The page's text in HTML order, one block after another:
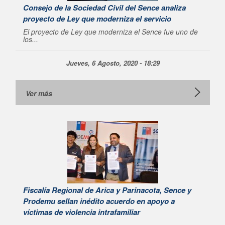
Consejo de la Sociedad Civil del Sence analiza
proyecto de Ley que moderniza el servicio
El proyecto de Ley que moderniza el Sence fue uno de
los...
Jueves, 6 Agosto, 2020 - 18:29
Ver más
Fiscalía Regional de Arica y Parinacota, Sence y
Prodemu sellan inédito acuerdo en apoyo a
víctimas de violencia intrafamiliar